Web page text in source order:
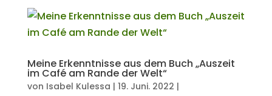
Meine Erkenntnisse aus dem Buch „Auszeit
im Café am Rande der Welt“
von Isabel Kulessa | 19. Juni. 2022 |